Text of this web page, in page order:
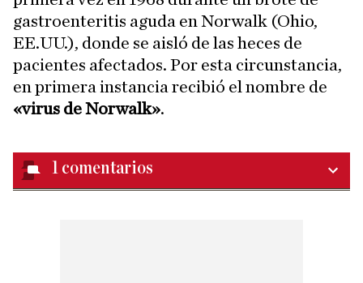
gastroenteritis aguda en Norwalk (Ohio,
EE.UU.), donde se aisló de las heces de
pacientes afectados. Por esta circunstancia,
en primera instancia recibió el nombre de
«virus de Norwalk».
1 comentarios